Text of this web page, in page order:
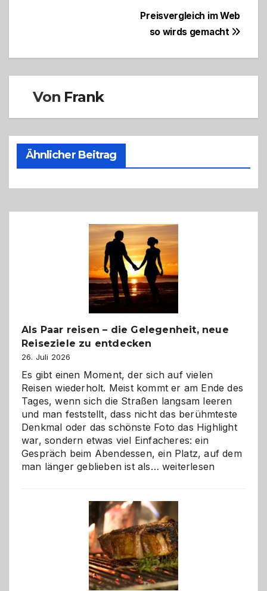
Beitragsnavigation
Preisvergleich im Web
so wirds gemacht
Von Frank
Ähnlicher Beitrag
Als Paar reisen – die Gelegenheit, neue
Reiseziele zu entdecken
26. Juli 2026
Es gibt einen Moment, der sich auf vielen
Reisen wiederholt. Meist kommt er am Ende des
Tages, wenn sich die Straßen langsam leeren
und man feststellt, dass nicht das berühmteste
Denkmal oder das schönste Foto das Highlight
war, sondern etwas viel Einfacheres: ein
Gespräch beim Abendessen, ein Platz, auf dem
man länger geblieben ist als… Als
–
die
Gelegenheit,
neue
Reiseziele
zu
entdecken
weiterlesen